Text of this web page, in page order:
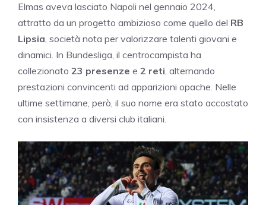
Elmas aveva lasciato Napoli nel gennaio 2024,
attratto da un progetto ambizioso come quello del RB
Lipsia , società nota per valorizzare talenti giovani e
dinamici. In Bundesliga, il centrocampista ha
collezionato 23 presenze e 2 reti , alternando
prestazioni convincenti ad apparizioni opache. Nelle
ultime settimane, però, il suo nome era stato accostato
con insistenza a diversi club italiani.